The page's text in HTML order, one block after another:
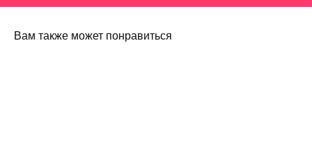
Вам также может понравиться